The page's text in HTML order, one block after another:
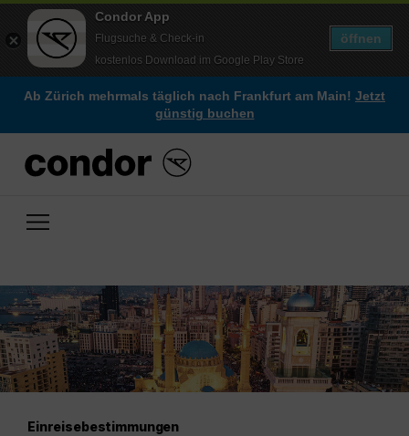
Condor App
Flugsuche & Check-in
kostenlos Download im Google Play Store
öffnen
Ab Zürich mehrmals täglich nach Frankfurt am Main! Jetzt
günstig buchen
Einreisebestimmungen